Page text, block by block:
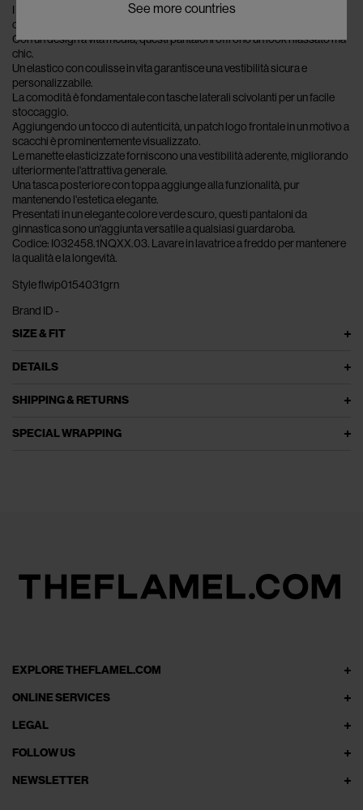
I pantaloni da ginnastica Wiles sono realizzati con una miscela di 80%
cotone e 20% poliestere, garantendo comfort e durata.
Con un design a vita media, questi pantaloni offrono un look rilassato ma
chic.
Un elastico con coulisse in vita garantisce una vestibilità sicura e
personalizzabile.
La comodità è fondamentale con tasche laterali scivolanti per un facile
stoccaggio.
Aggiungendo un tocco di autenticità, un patch logo frontale in un motivo a
scacchi è prominentemente visualizzato.
Le manette elasticizzate forniscono una vestibilità aderente, migliorando
ulteriormente l'attrattiva generale.
Una tasca posteriore con toppa aggiunge alla funzionalità, pur
mantenendo l'estetica elegante.
Presentati in un elegante colore verde scuro, questi pantaloni da
ginnastica sono un'aggiunta versatile a qualsiasi guardaroba.
Codice: I032458.1NQXX.03. Lavare in lavatrice a freddo per mantenere
la qualità e la longevità.
Style flwip0154031grn
Brand ID -
SIZE & FIT
DETAILS
SHIPPING & RETURNS
SPECIAL WRAPPING
EXPLORE THEFLAMEL.COM
ONLINE SERVICES
LEGAL
FOLLOW US
NEWSLETTER
See more countries